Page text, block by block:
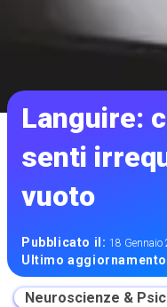
Languire:
senti
vuoto
Pubblicato il:18 Gennaio
Ultimo
Neuroscienze &